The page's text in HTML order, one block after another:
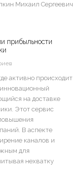
Михаил Сергеевич
прибыльности
активно происходит
на доставке
Этот сервис
В аспекте
каналов и
для
нехватку